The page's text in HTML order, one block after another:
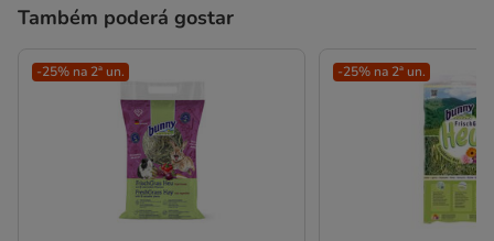
Também poderá gostar
-25% na 2ª un. -25% na 2ª un.